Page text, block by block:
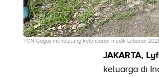
PGN Gagas mendukung kelancaran mudik Lebaran
JAKARTA,
keluarga di